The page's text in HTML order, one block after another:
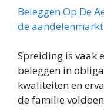
Beleggen Op De
de aandelenmarkt
Spreiding is vaak
beleggen in
kwaliteiten en
de familie